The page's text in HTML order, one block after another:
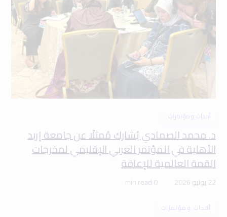
أحداث ومؤتمرات
د. محمد الصمادي يُشارك مُمثلًا عن جامعة إربد
الأهلية في المؤتمر العربي الإقليمي لمخرجات
القمة العالمية للإعاقة
22 يوليو 2026 0 min read
أحداث ومؤتمرات